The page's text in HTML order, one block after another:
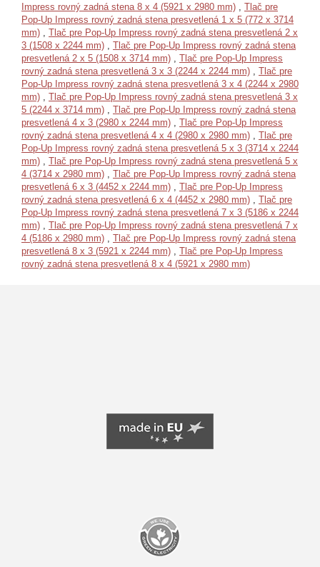
Impress rovný zadná stena 8 x 4 (5921 x 2980 mm) , Tlač pre
Pop-Up Impress rovný zadná stena presvetlená 1 x 5 (772 x 3714
mm) , Tlač pre Pop-Up Impress rovný zadná stena presvetlená 2 x
3 (1508 x 2244 mm) , Tlač pre Pop-Up Impress rovný zadná stena
presvetlená 2 x 5 (1508 x 3714 mm) , Tlač pre Pop-Up Impress
rovný zadná stena presvetlená 3 x 3 (2244 x 2244 mm) , Tlač pre
Pop-Up Impress rovný zadná stena presvetlená 3 x 4 (2244 x 2980
mm) , Tlač pre Pop-Up Impress rovný zadná stena presvetlená 3 x
5 (2244 x 3714 mm) , Tlač pre Pop-Up Impress rovný zadná stena
presvetlená 4 x 3 (2980 x 2244 mm) , Tlač pre Pop-Up Impress
rovný zadná stena presvetlená 4 x 4 (2980 x 2980 mm) , Tlač pre
Pop-Up Impress rovný zadná stena presvetlená 5 x 3 (3714 x 2244
mm) , Tlač pre Pop-Up Impress rovný zadná stena presvetlená 5 x
4 (3714 x 2980 mm) , Tlač pre Pop-Up Impress rovný zadná stena
presvetlená 6 x 3 (4452 x 2244 mm) , Tlač pre Pop-Up Impress
rovný zadná stena presvetlená 6 x 4 (4452 x 2980 mm) , Tlač pre
Pop-Up Impress rovný zadná stena presvetlená 7 x 3 (5186 x 2244
mm) , Tlač pre Pop-Up Impress rovný zadná stena presvetlená 7 x
4 (5186 x 2980 mm) , Tlač pre Pop-Up Impress rovný zadná stena
presvetlená 8 x 3 (5921 x 2244 mm) , Tlač pre Pop-Up Impress
rovný zadná stena presvetlená 8 x 4 (5921 x 2980 mm)